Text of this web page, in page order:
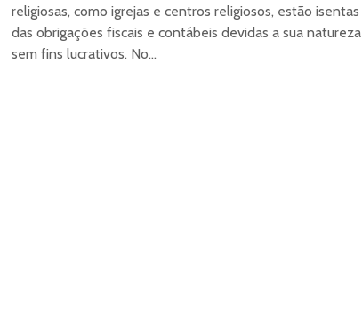
religiosas, como igrejas e centros religiosos, estão isentas
das obrigações fiscais e contábeis devidas a sua natureza
sem fins lucrativos. No...